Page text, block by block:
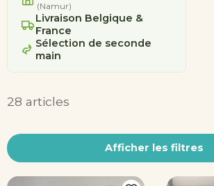
(Namur)
Livraison Belgique &
France
Sélection de seconde
main
28 articles
Afficher les filtres